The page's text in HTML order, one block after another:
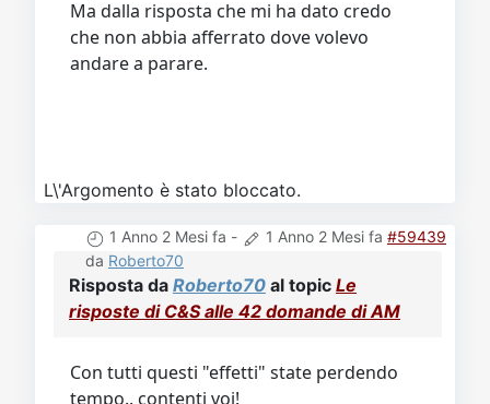
Ma dalla risposta che mi ha dato credo
che non abbia afferrato dove volevo
andare a parare.
L\'Argomento è stato bloccato.
1 Anno 2 Mesi fa - 1 Anno 2 Mesi fa #59439
da Roberto70
Risposta da Roberto70 al topic Le
risposte di C&S alle 42 domande di AM
Con tutti questi "effetti" state perdendo
tempo.. contenti voi!